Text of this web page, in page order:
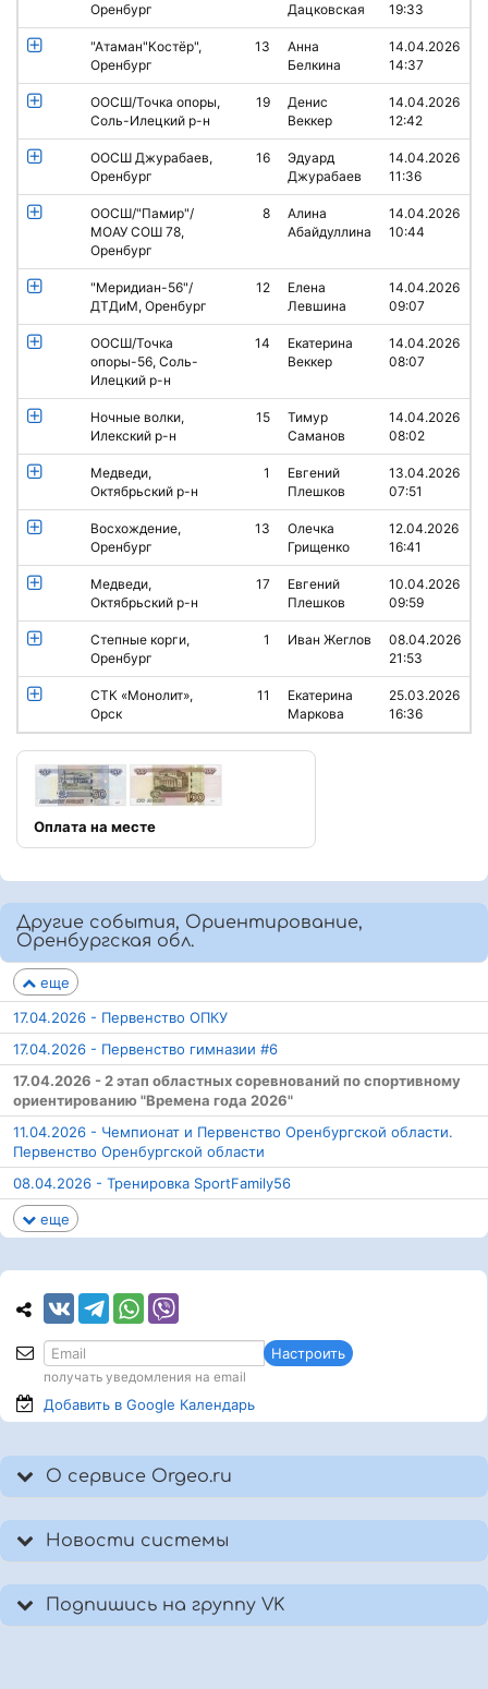
Оренбург
Дацковская
19:33
"Атаман"Костёр",
Оренбург
13
Анна
Белкина
14.04.2026
14:37
ООСШ/Точка опоры,
Соль-Илецкий р-н
19
Денис
Веккер
14.04.2026
12:42
ООСШ Джурабаев,
Оренбург
16
Эдуард
Джурабаев
14.04.2026
11:36
ООСШ/"Памир"/
МОАУ СОШ 78,
Оренбург
8
Алина
Абайдуллина
14.04.2026
10:44
"Меридиан-56"/
ДТДиМ, Оренбург
12
Елена
Левшина
14.04.2026
09:07
ООСШ/Точка
опоры-56, Соль-
Илецкий р-н
14
Екатерина
Веккер
14.04.2026
08:07
Ночные волки,
Илекский р-н
15
Тимур
Саманов
14.04.2026
08:02
Медведи,
Октябрьский р-н
1
Евгений
Плешков
13.04.2026
07:51
Восхождение,
Оренбург
13
Олечка
Грищенко
12.04.2026
16:41
Медведи,
Октябрьский р-н
17
Евгений
Плешков
10.04.2026
09:59
Степные корги,
Оренбург
1 Иван Жеглов
08.04.2026
21:53
СТК «Монолит»,
Орск
11
Екатерина
Маркова
25.03.2026
16:36
Оплата на месте
Другие события, Ориентирование,
Оренбургская обл.
еще
17.04.2026 - Первенство ОПКУ
17.04.2026 - Первенство гимназии #6
17.04.2026 - 2 этап областных соревнований по спортивному
ориентированию "Времена года 2026"
11.04.2026 - Чемпионат и Первенство Оренбургской области.
Первенство Оренбургской области
08.04.2026 - Тренировка SportFamily56
еще
Настроить
получать уведомления на email
Добавить в Google Календарь
О сервисе Orgeo.ru
Новости системы
Подпишись на группу VK